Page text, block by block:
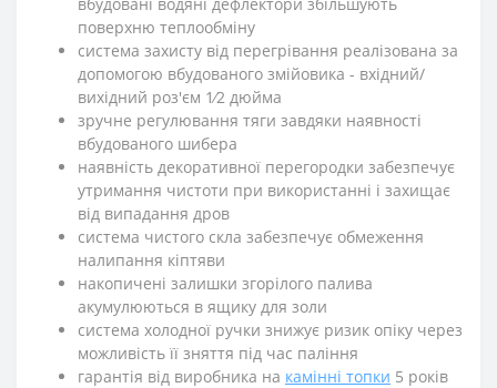
поверхню теплообміну
система захисту від перегрівання реалізована за
допомогою вбудованого змійовика - вхідний/
вихідний роз'єм 1⁄2 дюйма
зручне регулювання тяги завдяки наявності
вбудованого шибера
наявність декоративної перегородки забезпечує
утримання чистоти при використанні і захищає
від випадання дров
система чистого скла забезпечує обмеження
налипання кіптяви
накопичені залишки згорілого палива
акумулюються в ящику для золи
система холодної ручки знижує ризик опіку через
можливість її зняття під час паління
гарантія від виробника на камінні топки 5 років